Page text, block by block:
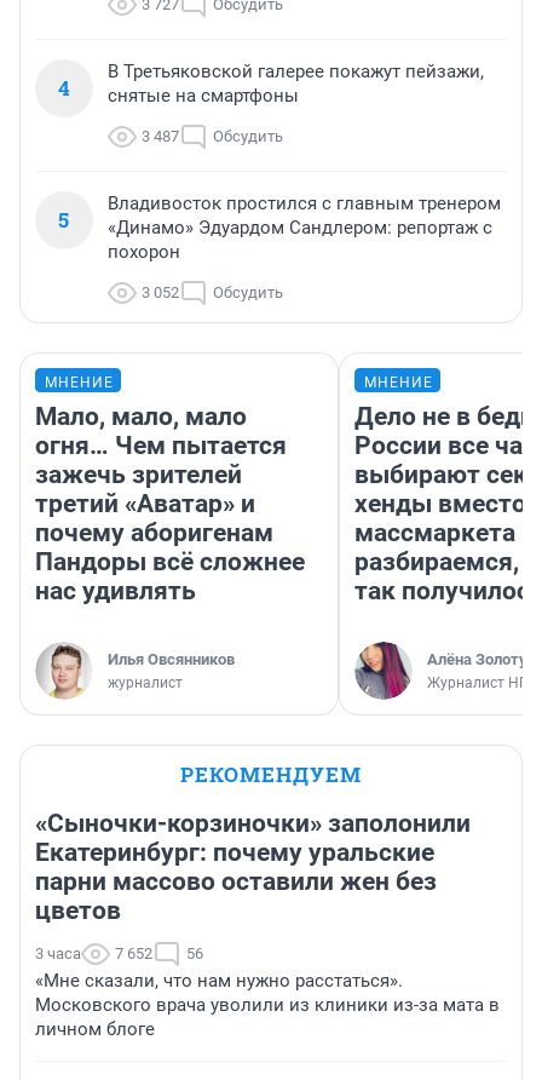
3 727 Обсудить
4
В Третьяковской галерее покажут пейзажи,
снятые на смартфоны
3 487 Обсудить
5
Владивосток простился с главным тренером
«Динамо» Эдуардом Сандлером: репортаж с
похорон
3 052 Обсудить
МНЕНИЕ
Мало, мало, мало
огня… Чем пытается
зажечь зрителей
третий «Аватар» и
почему аборигенам
Пандоры всё сложнее
нас удивлять
Илья Овсянников
журналист
МНЕНИЕ
Дело не в
России все
выбирают
хенды вместо
массмаркета —
разбираемся,
так
Алёна
Журналист НГС
РЕКОМЕНДУЕМ
«Сыночки-корзиночки» заполонили
Екатеринбург: почему уральские
парни массово оставили жен без
цветов
3 часа 7 652 56
«Мне сказали, что нам нужно расстаться».
Московского врача уволили из клиники из-за мата в
личном блоге